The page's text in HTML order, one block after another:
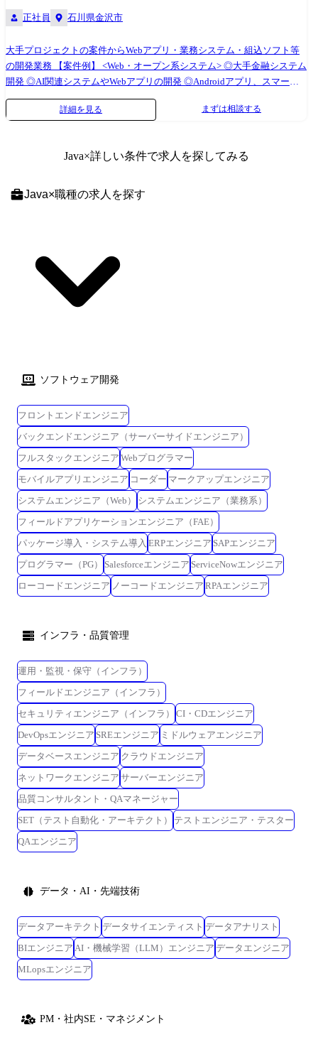
正社員 石川県金沢市
大手プロジェクトの案件からWebアプリ・業務システム・組込ソフト等
の開発業務 【案件例】 <Web・オープン系システム> ◎大手金融システム
開発 ◎AI関連システムやWebアプリの開発 ◎Androidアプリ、スマート
フォン分野での各種開発 ◎ECサイト、ポータルサイトの開発 <業務系シ
ステム> ◎顧客管理システム開発 ◎医療・福祉系システム開発 ◎顧客向
詳細を見る まずは相談する
Java×詳しい条件で求人を探してみる
Java×職種の求人を探す
ソフトウェア開発
フロントエンドエンジニア
バックエンドエンジニア（サーバーサイドエンジニア）
フルスタックエンジニア Webプログラマー
モバイルアプリエンジニア コーダー マークアップエンジニア
システムエンジニア（Web）
システムエンジニア（業務系）
フィールドアプリケーションエンジニア（FAE）
パッケージ導入・システム導入 ERPエンジニア SAPエンジニア
プログラマー（PG）
Salesforceエンジニア ServiceNowエンジニア
ローコードエンジニア ノーコードエンジニア RPAエンジニア
インフラ・品質管理
運用・監視・保守（インフラ）
フィールドエンジニア（インフラ）
セキュリティエンジニア（インフラ）
CI・CDエンジニア
DevOpsエンジニア SREエンジニア ミドルウェアエンジニア
データベースエンジニア クラウドエンジニア
ネットワークエンジニア サーバーエンジニア
品質コンサルタント・QAマネージャー
SET（テスト自動化・アーキテクト）
テストエンジニア・テスター
QAエンジニア
データ・AI・先端技術
データアーキテクト データサイエンティスト データアナリスト
BIエンジニア AI・機械学習（LLM）エンジニア データエンジニア
MLopsエンジニア
PM・社内SE・マネジメント